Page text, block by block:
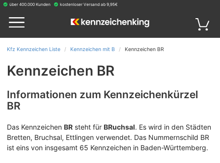
über 400.000 Kunden kostenloser Versand ab 9,95€
Kfz Kennzeichen Liste Kennzeichen mit B Kennzeichen BR
Kennzeichen BR
Informationen zum Kennzeichenkürzel
BR
Das Kennzeichen BR steht für BRuchsal. Es wird in den Städten
Bretten, Bruchsal, Ettlingen verwendet. Das Nummernschild BR
ist eins von insgesamt 65 Kennzeichen in Baden-Württemberg.